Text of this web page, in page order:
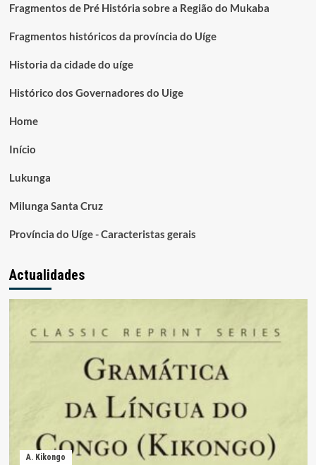
Fragmentos de Pré História sobre a Região do Mukaba
Fragmentos históricos da província do Uíge
Historia da cidade do uíge
Histórico dos Governadores do Uige
Home
Início
Lukunga
Milunga Santa Cruz
Província do Uíge - Caracteristas gerais
Actualidades
A. Kikongo